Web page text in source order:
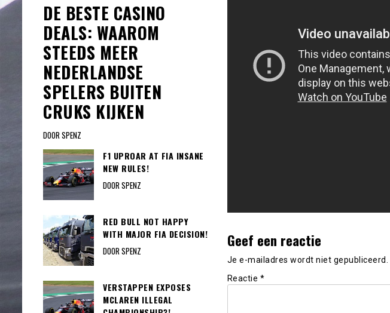
Geef een reactie
Je e-mailadres wordt niet gepubliceerd.
Reactie *
DE BESTE CASINO
DEALS: WAAROM
STEEDS MEER
NEDERLANDSE
SPELERS BUITEN
CRUKS KIJKEN
DOOR SPENZ
F1 UPROAR AT FIA INSANE
NEW RULES!
DOOR SPENZ
RED BULL NOT HAPPY
WITH MAJOR FIA DECISION!
DOOR SPENZ
VERSTAPPEN EXPOSES
MCLAREN ILLEGAL